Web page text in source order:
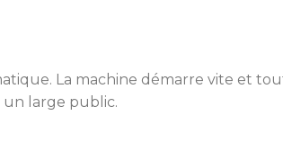
La machine démarre vite et
un large public.